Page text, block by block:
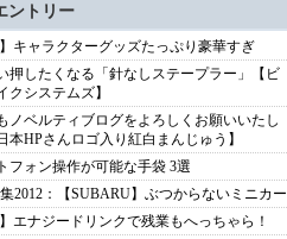
ントリー
】キャラクターグッズたっぷり豪華すぎ
押したくなる「針なしステープラー」【ビ
クシステムズ】
ノベルティブログをよろしくお願いいたし
本HPさんロゴ入り紅白まんじゅう】
フォン操作が可能な手袋 3選
2012：【SUBARU】ぶつからないミニカー
】エナジードリンクで残業もへっちゃら！